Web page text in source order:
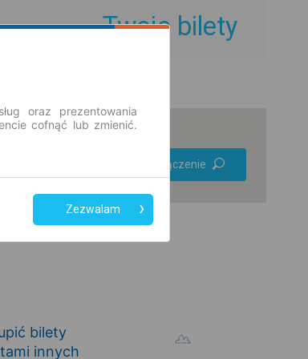
Twoje bilety
bilet online
Znajdź połączenie
bilety
innych
oraz prezentowania
cofnąć lub zmienić.
Zezwalam